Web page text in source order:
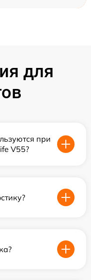
для
при
V55?